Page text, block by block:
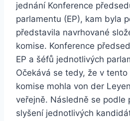
jednání Konference
parlamentu (EP), kam byla
představila navrhované
komise. Konference
EP a šéfů jednotlivých
Očekává se tedy, že v
komise mohla von der
veřejně. Následně se podle
slyšení jednotlivých